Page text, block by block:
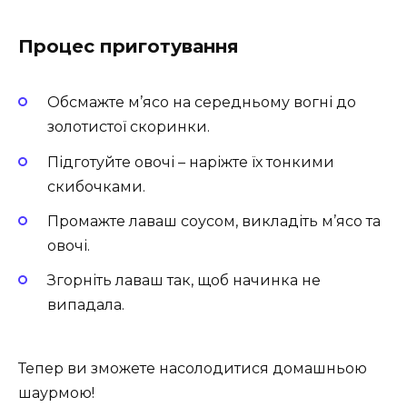
Процес приготування
Обсмажте м’ясо на середньому вогні до
золотистої скоринки.
Підготуйте овочі – наріжте їх тонкими
скибочками.
Промажте лаваш соусом, викладіть м’ясо та
овочі.
Згорніть лаваш так, щоб начинка не
випадала.
Тепер ви зможете насолодитися домашньою
шаурмою!